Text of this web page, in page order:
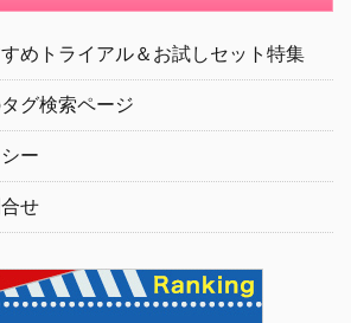
めトライアル＆お試しセット特集
グ検索ページ
ー
せ